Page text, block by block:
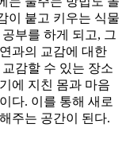
이 붙고 키우는 식물
부를 하게 되고, 그
과의 교감에 대한
감할 수 있는 장소
에 지친 몸과 마음
다. 이를 통해 새로
주는 공간이 된다.